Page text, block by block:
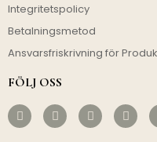
Integritetspolicy
Betalningsmetod
Ansvarsfriskrivning för
FÖLJ OSS